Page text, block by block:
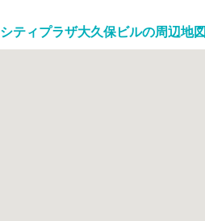
シティプラザ大久保ビルの周辺地図